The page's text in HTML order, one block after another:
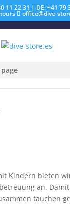
11 22 31 | DE: +41 79
office@dive-
Kindern bieten
an.
tauchen